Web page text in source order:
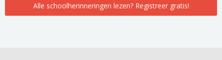
Alle schoolherinneringen lezen? Registreer gratis!